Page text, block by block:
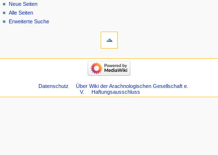
Neue Seiten
Alle Seiten
Erweiterte Suche
Datenschutz
Über Wiki der Arachnologischen Gesellschaft e.
V.
Haftungsausschluss